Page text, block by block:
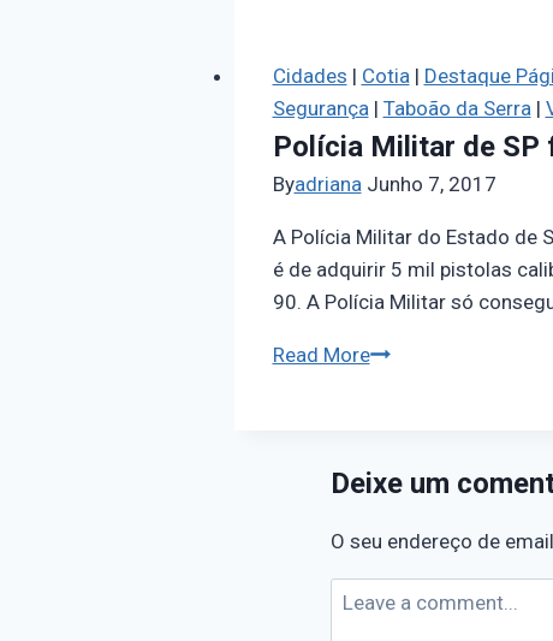
Cidades | Cotia| Destaque
Segurança| Taboão da Serra|
Polícia Militar de SP
Byadriana Junho 7, 2017
A Polícia Militar do Estado de
é de adquirir 5 mil pistolas
90. A Polícia Militar só
Read More
Deixe um
O seu endereço de